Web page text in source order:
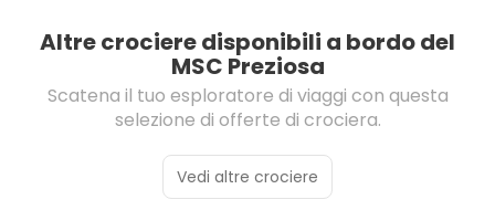
Altre crociere disponibili a bordo del
MSC Preziosa
Scatena il tuo esploratore di viaggi con questa
selezione di offerte di crociera.
Vedi altre crociere